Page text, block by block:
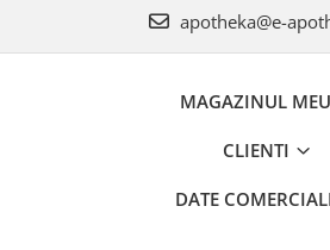
apotheka@e-
MAGAZINUL MEU
CLIENTI
DATE